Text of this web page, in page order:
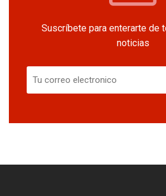
Suscríbete para enterarte de
noticias